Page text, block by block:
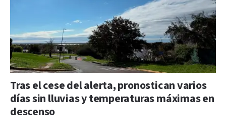
Tras el cese del alerta, pronostican varios
días sin lluvias y temperaturas máximas en
descenso